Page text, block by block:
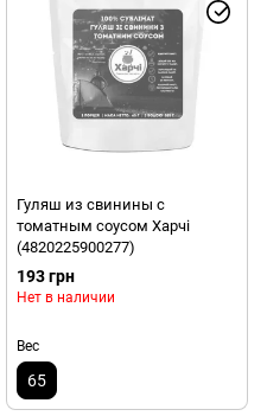
Гуляш из свинины с
томатным соусом Харчі
(4820225900277)
193 грн
Нет в наличии
Вес
65